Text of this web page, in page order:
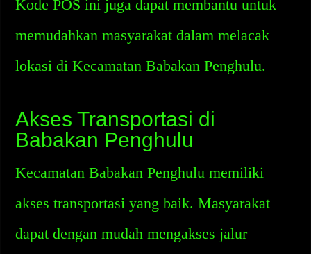
Kode POS ini juga dapat membantu untuk
memudahkan masyarakat dalam melacak
lokasi di Kecamatan Babakan Penghulu.
Akses Transportasi di
Babakan Penghulu
Kecamatan Babakan Penghulu memiliki
akses transportasi yang baik. Masyarakat
dapat dengan mudah mengakses jalur